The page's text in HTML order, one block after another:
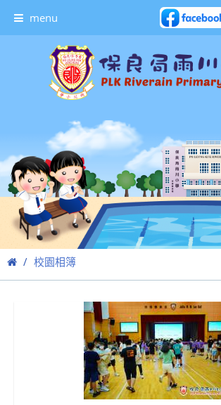
menu
校園相簿